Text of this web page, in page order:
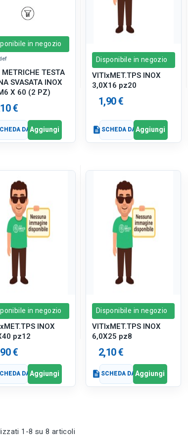
in negozio
TESTA
SVASATA INOX
X 60 (2 PZ)
€
DATIAggiungi
Disponibile in negozio
VITIxMET.TPS INOX
3,0X16 pz20
1,90 €
description SCHEDA DATIAggiungi
in negozio
INOX
pz12
€
DATIAggiungi
Disponibile in negozio
VITIxMET.TPS INOX
6,0X25 pz8
2,10 €
description SCHEDA DATIAggiungi
1-8 su 8 articoli